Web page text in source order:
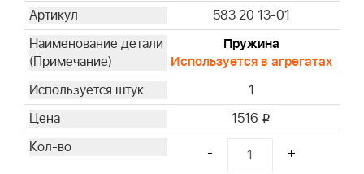
583 20 13-01
Пружина
Используется в агрегатах
1
1516 i
- +